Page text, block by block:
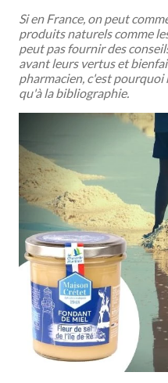
Si en France, on peut
produits naturels comme
peut pas fournir des
avant leurs vertus et
pharmacien, c'est pourquoi
qu'à la bibliographie.